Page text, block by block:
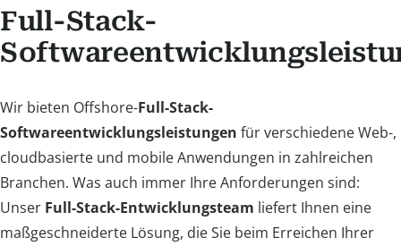
Full-Stack-
Wir bieten Offshore-Full-Stack-
Softwareentwicklungsleistungen für verschiedene Web-,
cloudbasierte und mobile Anwendungen in zahlreichen
Branchen. Was auch immer Ihre Anforderungen sind:
Unser Full-Stack-Entwicklungsteam liefert Ihnen eine
maßgeschneiderte Lösung, die Sie beim Erreichen Ihrer